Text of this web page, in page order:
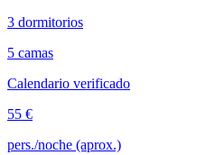
3 dormitorios
5 camas
Calendario verificado
55 €
pers./noche (aprox.)